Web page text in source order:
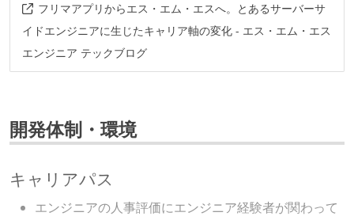
フリマアプリからエス・エム・エスへ。とあるサーバーサ
イドエンジニアに生じたキャリア軸の変化 - エス・エム・エス
エンジニア テックブログ
開発体制・環境
キャリアパス
エンジニアの人事評価にエンジニア経験者が関わって